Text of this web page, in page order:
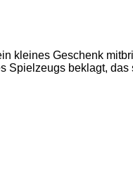
kleines Geschenk
Spielzeugs beklagt, das